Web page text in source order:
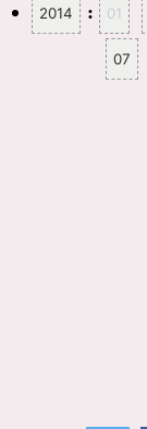
2014 : 01
07